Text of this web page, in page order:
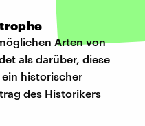
Arten von
als darüber, diese
ein historischer
des Historikers